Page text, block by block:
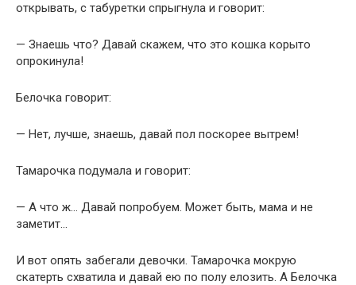
открывать, с табуретки спрыгнула и говорит:
— Знаешь что? Давай скажем, что это кошка корыто
опрокинула!
Белочка говорит:
— Нет, лучше, знаешь, давай пол поскорее вытрем!
Тамарочка подумала и говорит:
— А что ж… Давай попробуем. Может быть, мама и не
заметит…
И вот опять забегали девочки. Тамарочка мокрую
скатерть схватила и давай ею по полу елозить. А Белочка